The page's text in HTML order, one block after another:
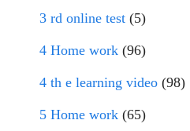
3 rd online test (5)
4 Home work (96)
4 th e learning video (98)
5 Home work (65)